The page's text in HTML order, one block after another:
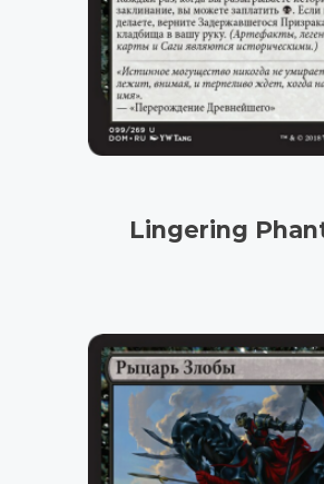
Lingering